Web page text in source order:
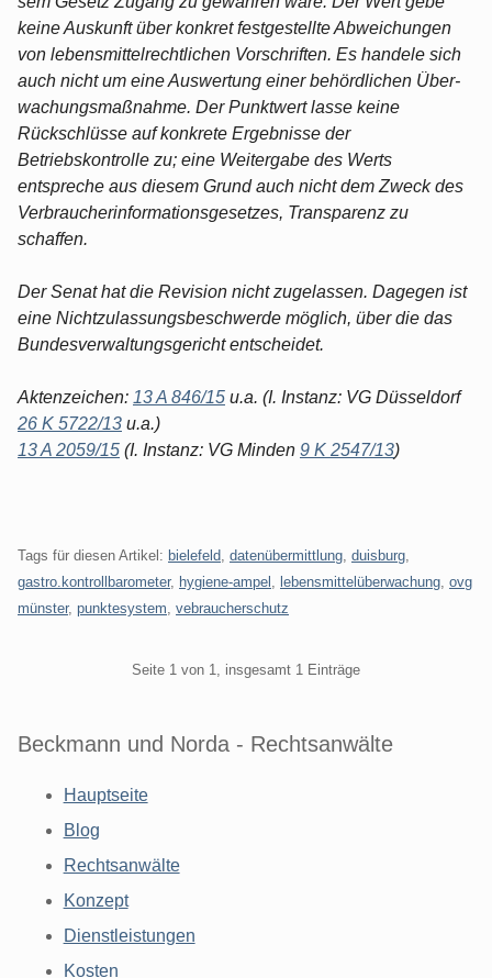
keine Auskunft über konkret festgestellte Abweichungen
von lebensmittelrechtlichen Vor­schriften. Es handele sich
auch nicht um eine Auswertung einer behördlichen Über­
wachungsmaßnahme. Der Punktwert lasse keine
Rückschlüsse auf konkrete Ergeb­nisse der
Betriebskontrolle zu; eine Weitergabe des Werts
entspreche aus diesem Grund auch nicht dem Zweck des
Verbraucherinformationsgesetzes, Transparenz zu
schaffen.
Der Senat hat die Revision nicht zugelassen. Dagegen ist
eine Nichtzulassungsbe­schwerde möglich, über die das
Bundesverwaltungsgericht entscheidet.
Aktenzeichen: 13 A 846/15 u.a. (I. Instanz: VG Düsseldorf
26 K 5722/13 u.a.)
13 A 2059/15 (I. Instanz: VG Minden 9 K 2547/13)
Tags für diesen Artikel: bielefeld datenübermittlung duisburg
gastro.kontrollbarometer, hygiene-ampel lebensmittelüberwachung ovg
münster, punktesystem vebraucherschutz
Seite 1 von 1, insgesamt 1 Einträge
Beckmann und Norda - Rechtsanwälte
Hauptseite
Blog
Rechtsanwälte
Konzept
Dienstleistungen
Kosten